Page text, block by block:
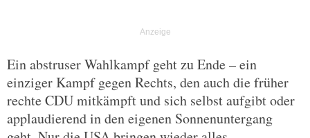
Ein abstruser Wahlkampf geht zu Ende – ein
einziger Kampf gegen Rechts, den auch die früher
rechte CDU mitkämpft und sich selbst aufgibt oder
applaudierend in den eigenen Sonnenuntergang